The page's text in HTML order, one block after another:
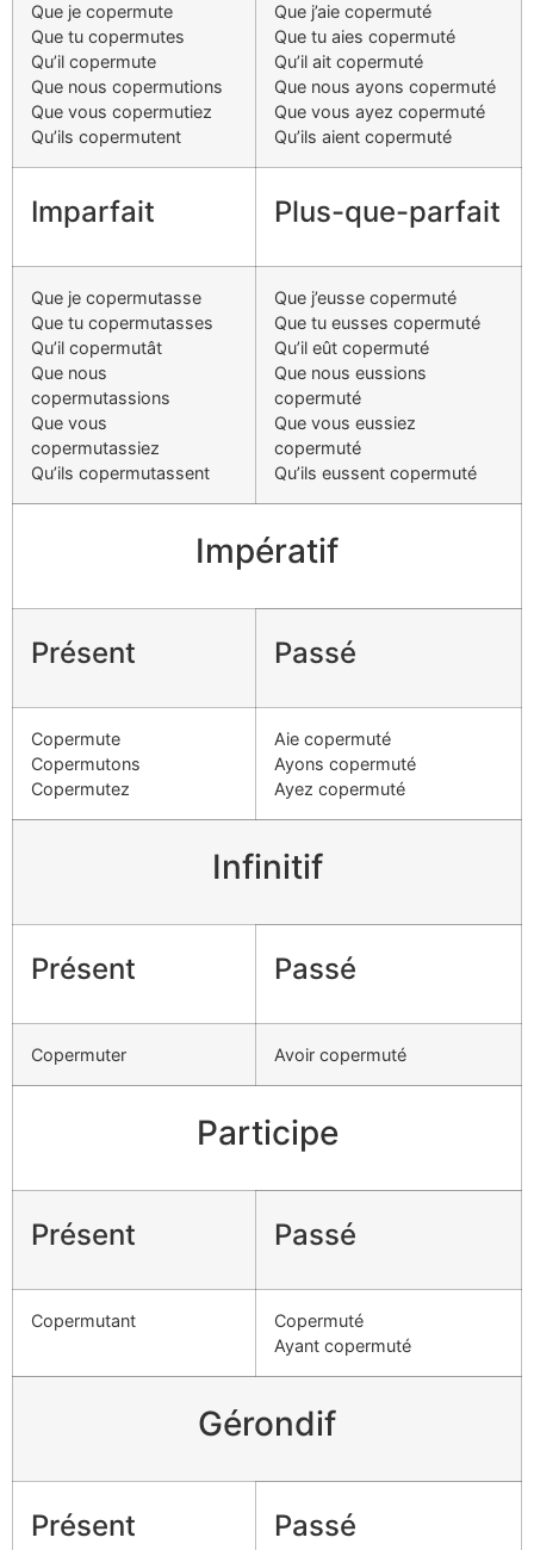
Que je copermute
Que tu copermutes
Qu’il copermute
Que nous copermutions
Que vous copermutiez
Qu’ils copermutent
Que j’aie copermuté
Que tu aies copermuté
Qu’il ait copermuté
Que nous ayons copermuté
Que vous ayez copermuté
Qu’ils aient copermuté
Imparfait Plus-que-parfait
Que je copermutasse
Que tu copermutasses
Qu’il copermutât
Que nous
copermutassions
Que vous
copermutassiez
Qu’ils copermutassent
Que j’eusse copermuté
Que tu eusses copermuté
Qu’il eût copermuté
Que nous eussions
copermuté
Que vous eussiez
copermuté
Qu’ils eussent copermuté
Impératif
Présent Passé
Copermute
Copermutons
Copermutez
Aie copermuté
Ayons copermuté
Ayez copermuté
Infinitif
Présent Passé
Copermuter Avoir copermuté
Participe
Présent Passé
Copermutant
Copermuté
Ayant copermuté
Gérondif
Présent Passé